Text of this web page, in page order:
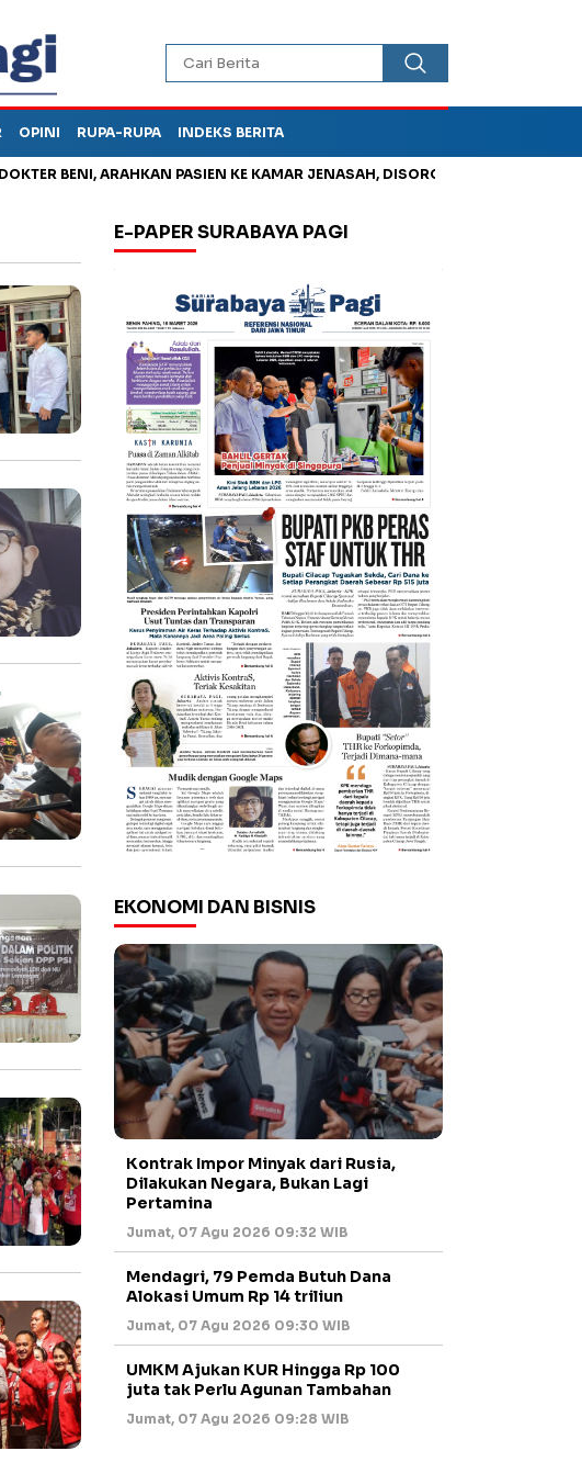
OPINI RUPA-RUPA INDEKS BERITA
BENI, ARAHKAN PASIEN KE KAMAR JENASAH, DISOROT
E-PAPER SURABAYA PAGI
EKONOMI DAN BISNIS
Kontrak Impor Minyak dari Rusia,
Dilakukan Negara, Bukan Lagi
Pertamina
Jumat, 07 Agu 2026 09:32 WIB
Mendagri, 79 Pemda Butuh Dana
Alokasi Umum Rp 14 triliun
Jumat, 07 Agu 2026 09:30 WIB
UMKM Ajukan KUR Hingga Rp 100
juta tak Perlu Agunan Tambahan
Jumat, 07 Agu 2026 09:28 WIB